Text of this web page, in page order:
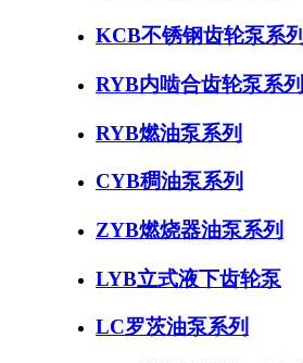
KCB不锈钢齿轮泵系列
RYB内啮合齿轮泵系列
RYB燃油泵系列
CYB稠油泵系列
ZYB燃烧器油泵系列
LYB立式液下齿轮泵
LC罗茨油泵系列